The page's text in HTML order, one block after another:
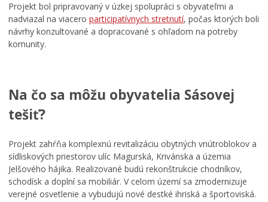
Sociálna pomoc
Matrika a pobyt
Dane a poplatky
Klíma v meste
Klimatická zmena
Životné prostredie
Chov spoločenských zvierat
Turistické informačné centrum
3D model mesta Banská Bystrica
Projekt bol pripravovaný v úzkej spolupráci s obyvateľmi a
nadviazal na viacero participatívnych stretnutí, počas ktorých boli
návrhy konzultované a dopracované s ohľadom na potreby
komunity.
Na čo sa môžu obyvatelia Sásovej
tešiť?
Projekt zahŕňa komplexnú revitalizáciu obytných vnútroblokov a
sídliskových priestorov ulíc Magurská, Krivánska a územia
Jelšového hájika. Realizované budú rekonštrukcie chodníkov,
schodísk a doplní sa mobiliár. V celom území sa zmodernizuje
verejné osvetlenie a vybudujú nové destké ihriská a športoviská.